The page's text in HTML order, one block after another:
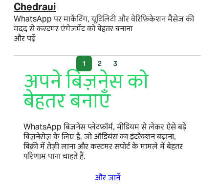
Chedraui
WhatsApp पर मार्केटिंग, यूटिलिटी और वेरिफ़िकेशन मैसेज की
मदद से कस्टमर एंगेजमेंट को बेहतर बनाना
और पढ़ें
1 2 3
अपने बिज़नेस को
बेहतर बनाएँ
WhatsApp बिज़नेस प्लेटफ़ॉर्म, मीडियम से लेकर ऐसे बड़े
बिज़नेसेज़ के लिए है, जो ऑडियंस का इंटरैक्शन बढ़ाना,
बिक्री में तेज़ी लाना और कस्टमर सपोर्ट के मामले में बेहतर
परिणाम पाना चाहते हैं.
और जानें